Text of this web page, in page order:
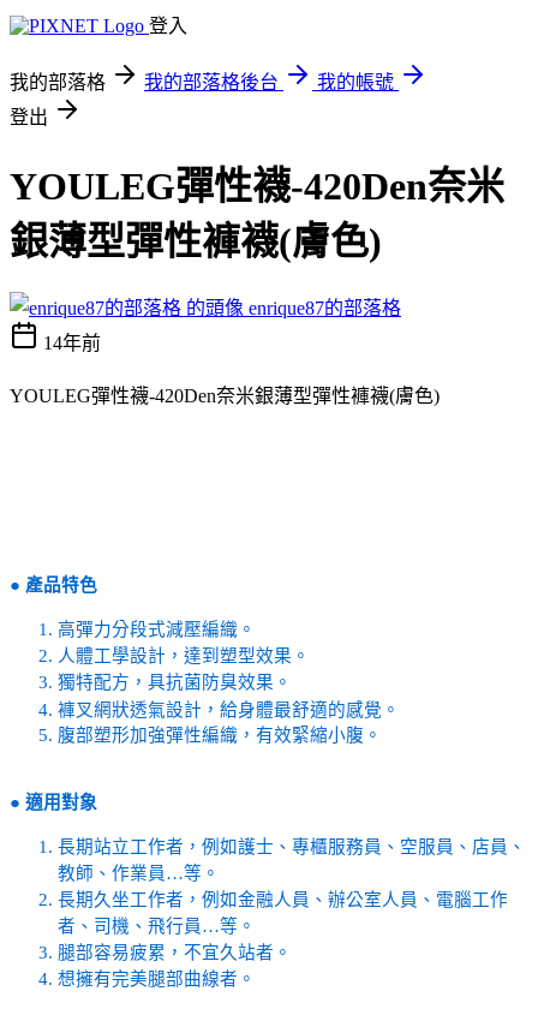
登入
我的部落格 我的部落格後台
我的帳號
登出
YOULEG彈性襪-420Den奈米
銀薄型彈性褲襪(膚色)
enrique87的部落格
14年前
YOULEG彈性襪-420Den奈米銀薄型彈性褲襪(膚色)
● 產品特色
高彈力分段式減壓編織。
人體工學設計，達到塑型效果。
獨特配方，具抗菌防臭效果。
褲叉網狀透氣設計，給身體最舒適的感覺。
腹部塑形加強彈性編織，有效緊縮小腹。
● 適用對象
長期站立工作者，例如護士、專櫃服務員、空服員、店員、
教師、作業員…等。
長期久坐工作者，例如金融人員、辦公室人員、電腦工作
者、司機、飛行員…等。
腿部容易疲累，不宜久站者。
想擁有完美腿部曲線者。